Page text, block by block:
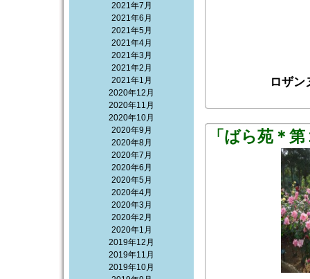
2021年7月
2021年6月
2021年5月
2021年4月
2021年3月
2021年2月
2021年1月
2020年12月
2020年11月
2020年10月
2020年9月
2020年8月
2020年7月
2020年6月
2020年5月
2020年4月
2020年3月
2020年2月
2020年1月
2019年12月
2019年11月
2019年10月
ロザン
「ばら苑＊